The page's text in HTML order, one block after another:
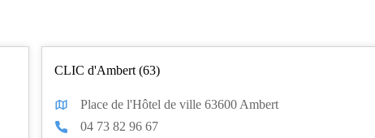
CLIC d'Ambert (63)
Place de l'Hôtel de ville 63600 Ambert
04 73 82 96 67